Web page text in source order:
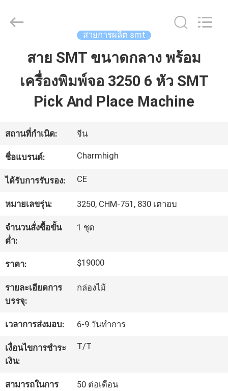
สินค้า
วิดีโอ
เกี่ยว
กับ
เรา
ทัวร์
โรงงาน
การ
ควบคุม
คุณภาพ
2026
CHARMHIGH
สายการผลิต smt
สาย SMT ขนาดกลาง พร้อม
เครื่องพิมพ์จอ 3250 6 หัว SMT
Pick And Place Machine
สถานที่กำเนิด: จีน
ชื่อแบรนด์: Charmhigh
ได้รับการรับรอง: CE
หมายเลขรุ่น: 3250, CHM-751, 830 เตาอบ
จำนวนสั่งซื้อขั้น
ต่ำ:
1 ชุด
ราคา: $19000
รายละเอียดการ
บรรจุ:
กล่องไม้
เวลาการส่งมอบ: 6-9 วันทำการ
เงื่อนไขการชำระ
เงิน:
T/T
สามารถในการ
50 ต่อเดือน